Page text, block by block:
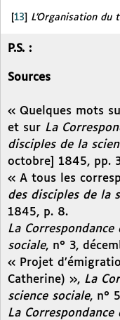
[13] L’Organisation du
P.S. :
Sources
« Quelques mots
et sur La
disciples de la
octobre] 1845, pp.
« A tous les
des disciples de la
1845, p. 8.
La
sociale, n° 3,
« Projet
Catherine) », La
science sociale, n°
La